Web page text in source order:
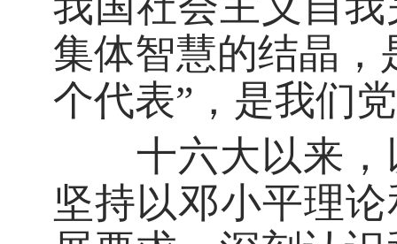
集体智慧的结晶，
个代表”，是我们
十六大以来，
坚持以邓小平理